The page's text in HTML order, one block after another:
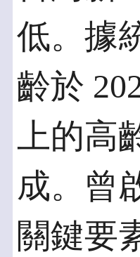
低。據
齡於
上的
成。曾
關鍵要